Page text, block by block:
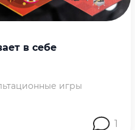
в себе
игры
1